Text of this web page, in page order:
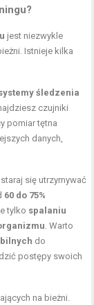
jest niezwykle
Istnieje kilka
śledzenia
czujniki
pomiar tętna
danych,
się utrzymywać
60 do 75%
tylko spalaniu
. Warto
do
postępy swoich
na bieżni.